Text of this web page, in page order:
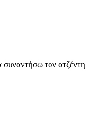
τον ατζέντη